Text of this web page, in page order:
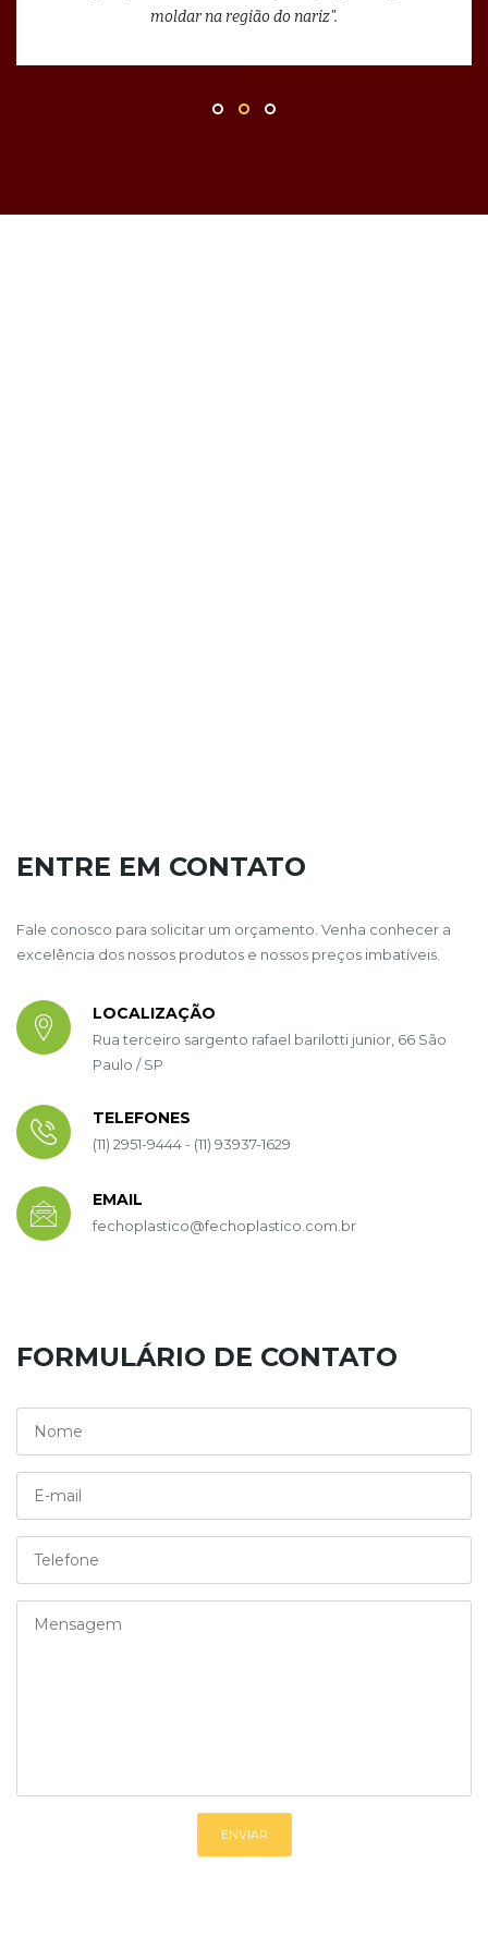
moldar na região do nariz".
ENTRE EM CONTATO
Fale conosco para solicitar um orçamento. Venha conhecer a
excelência dos nossos produtos e nossos preços imbatíveis.
LOCALIZAÇÃO
Rua terceiro sargento rafael barilotti junior, 66 São
Paulo / SP
TELEFONES
(11) 2951-9444 - (11) 93937-1629
EMAIL
fechoplastico@fechoplastico.com.br
FORMULÁRIO DE CONTATO